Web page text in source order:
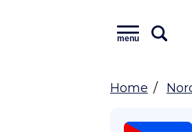
menu
Home